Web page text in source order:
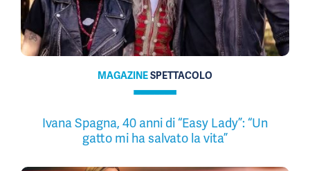
MAGAZINESPETTACOLO
Ivana Spagna, 40 anni di “Easy Lady”: “Un
gatto mi ha salvato la vita”